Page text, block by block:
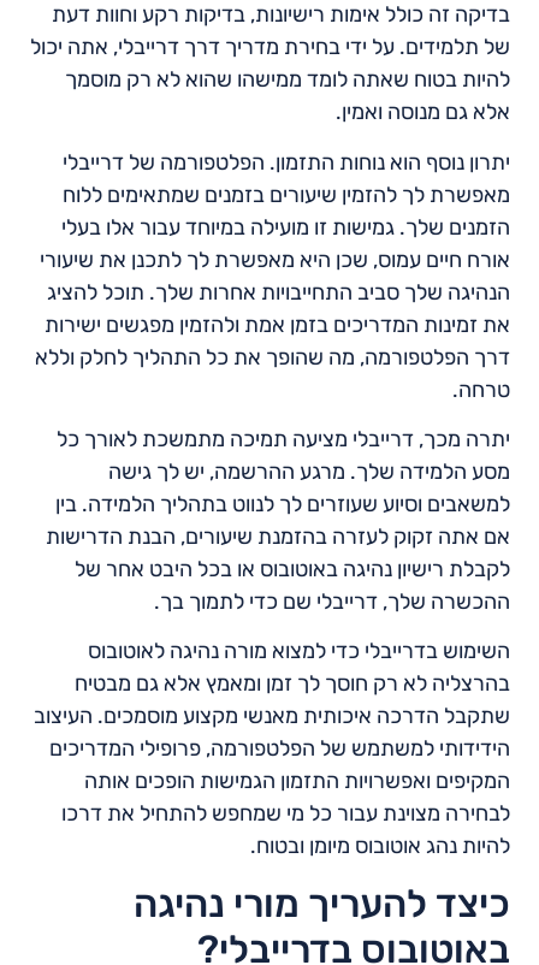
בדיקה זה כולל אימות רישיונות, בדיקות רקע וחוות דעת
של תלמידים. על ידי בחירת מדריך דרך דרייבלי, אתה יכול
להיות בטוח שאתה לומד ממישהו שהוא לא רק מוסמך
אלא גם מנוסה ואמין.
יתרון נוסף הוא נוחות התזמון. הפלטפורמה של דרייבלי
מאפשרת לך להזמין שיעורים בזמנים שמתאימים ללוח
הזמנים שלך. גמישות זו מועילה במיוחד עבור אלו בעלי
אורח חיים עמוס, שכן היא מאפשרת לך לתכנן את שיעורי
הנהיגה שלך סביב התחייבויות אחרות שלך. תוכל להציג
את זמינות המדריכים בזמן אמת ולהזמין מפגשים ישירות
דרך הפלטפורמה, מה שהופך את כל התהליך לחלק וללא
טרחה.
יתרה מכך, דרייבלי מציעה תמיכה מתמשכת לאורך כל
מסע הלמידה שלך. מרגע ההרשמה, יש לך גישה
למשאבים וסיוע שעוזרים לך לנווט בתהליך הלמידה. בין
אם אתה זקוק לעזרה בהזמנת שיעורים, הבנת הדרישות
לקבלת רישיון נהיגה באוטובוס או בכל היבט אחר של
ההכשרה שלך, דרייבלי שם כדי לתמוך בך.
השימוש בדרייבלי כדי למצוא מורה נהיגה לאוטובוס
בהרצליה לא רק חוסך לך זמן ומאמץ אלא גם מבטיח
שתקבל הדרכה איכותית מאנשי מקצוע מוסמכים. העיצוב
הידידותי למשתמש של הפלטפורמה, פרופילי המדריכים
המקיפים ואפשרויות התזמון הגמישות הופכים אותה
לבחירה מצוינת עבור כל מי שמחפש להתחיל את דרכו
להיות נהג אוטובוס מיומן ובטוח.
כיצד להעריך מורי נהיגה
באוטובוס בדרייבלי?